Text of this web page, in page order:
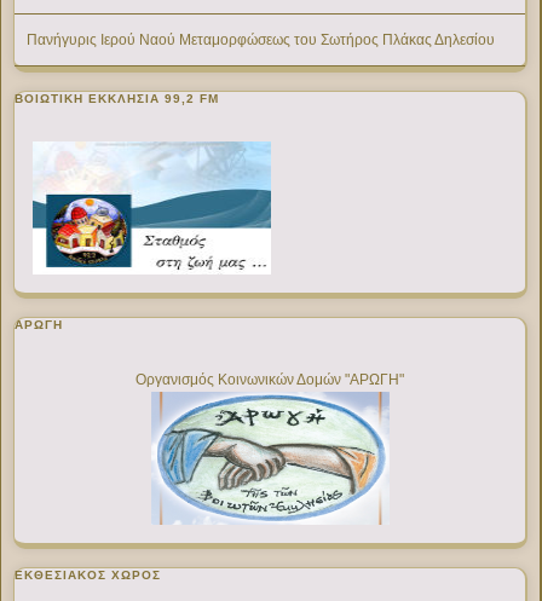
Πανήγυρις Ιερού Ναού Μεταμορφώσεως του Σωτήρος Πλάκας Δηλεσίου
ΒΟΙΩΤΙΚΉ ΕΚΚΛΗΣΊΑ 99,2 FM
ΑΡΩΓΗ
Οργανισμός Κοινωνικών Δομών "ΑΡΩΓΗ"
ΕΚΘΕΣΙΑΚΌΣ ΧΏΡΟΣ